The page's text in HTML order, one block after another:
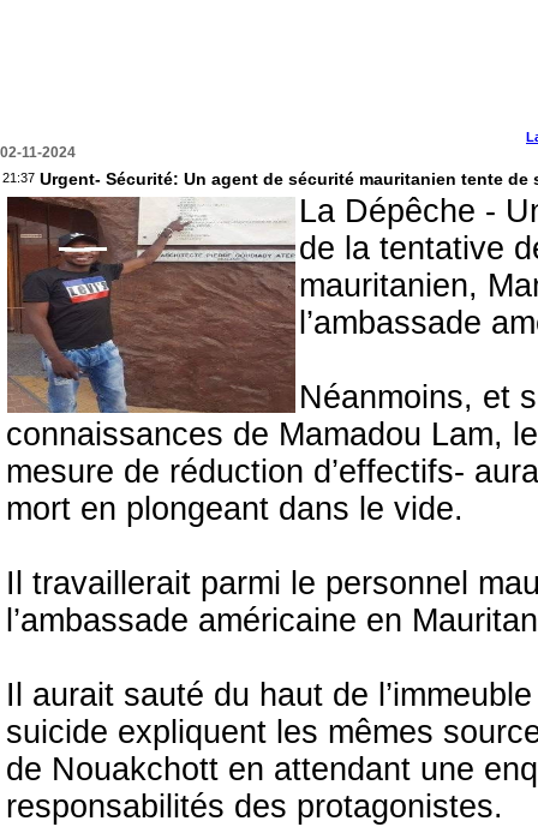
02-11-2024
21:37 Urgent- Sécurité: Un agent de sécurité mauritanien tente de
La Dépêche -
de la tentative
mauritanien,
l’ambassade
Néanmoins, et
connaissances de Mamadou Lam,
mesure de réduction d’effectifs-
mort en plongeant dans le vide.
Il travaillerait parmi le personnel
l’ambassade américaine en
Il aurait sauté du haut de
suicide expliquent les mêmes
de Nouakchott en attendant une
responsabilités des protagonistes.